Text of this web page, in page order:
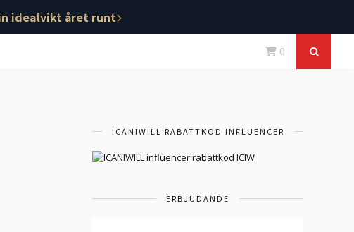
idealvikt året runt
0
ICANIWILL RABATTKOD INFLUENCER
ERBJUDANDE